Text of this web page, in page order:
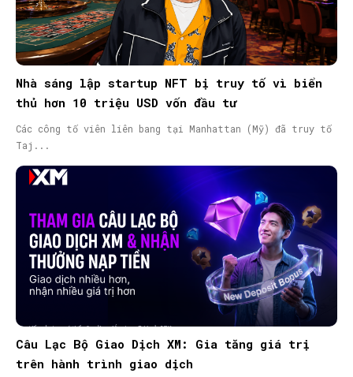
Nhà sáng lập startup NFT bị truy tố vì biển
thủ hơn 10 triệu USD vốn đầu tư
Các công tố viên liên bang tại Manhattan (Mỹ) đã truy tố
Taj...
Câu Lạc Bộ Giao Dịch XM: Gia tăng giá trị
trên hành trình giao dịch